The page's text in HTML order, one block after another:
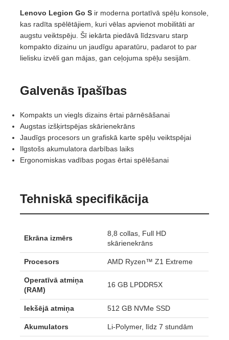
Lenovo Legion Go S ir moderna portatīvā spēļu konsole,
kas radīta spēlētājiem, kuri vēlas apvienot mobilitāti ar
augstu veiktspēju. Šī iekārta piedāvā līdzsvaru starp
kompakto dizainu un jaudīgu aparatūru, padarot to par
lielisku izvēli gan mājas, gan ceļojuma spēļu sesijām.
Galvenās īpašības
Kompakts un viegls dizains ērtai pārnēsāšanai
Augstas izšķirtspējas skārienekrāns
Jaudīgs procesors un grafiskā karte spēļu veiktspējai
Ilgstošs akumulatora darbības laiks
Ergonomiskas vadības pogas ērtai spēlēšanai
Tehniskā specifikācija
Ekrāna izmērs
8,8 collas, Full HD
skārienekrāns
Procesors AMD Ryzen™ Z1 Extreme
Operatīvā atmiņa
(RAM)
16 GB LPDDR5X
Iekšējā atmiņa 512 GB NVMe SSD
Akumulators Li-Polymer, līdz 7 stundām